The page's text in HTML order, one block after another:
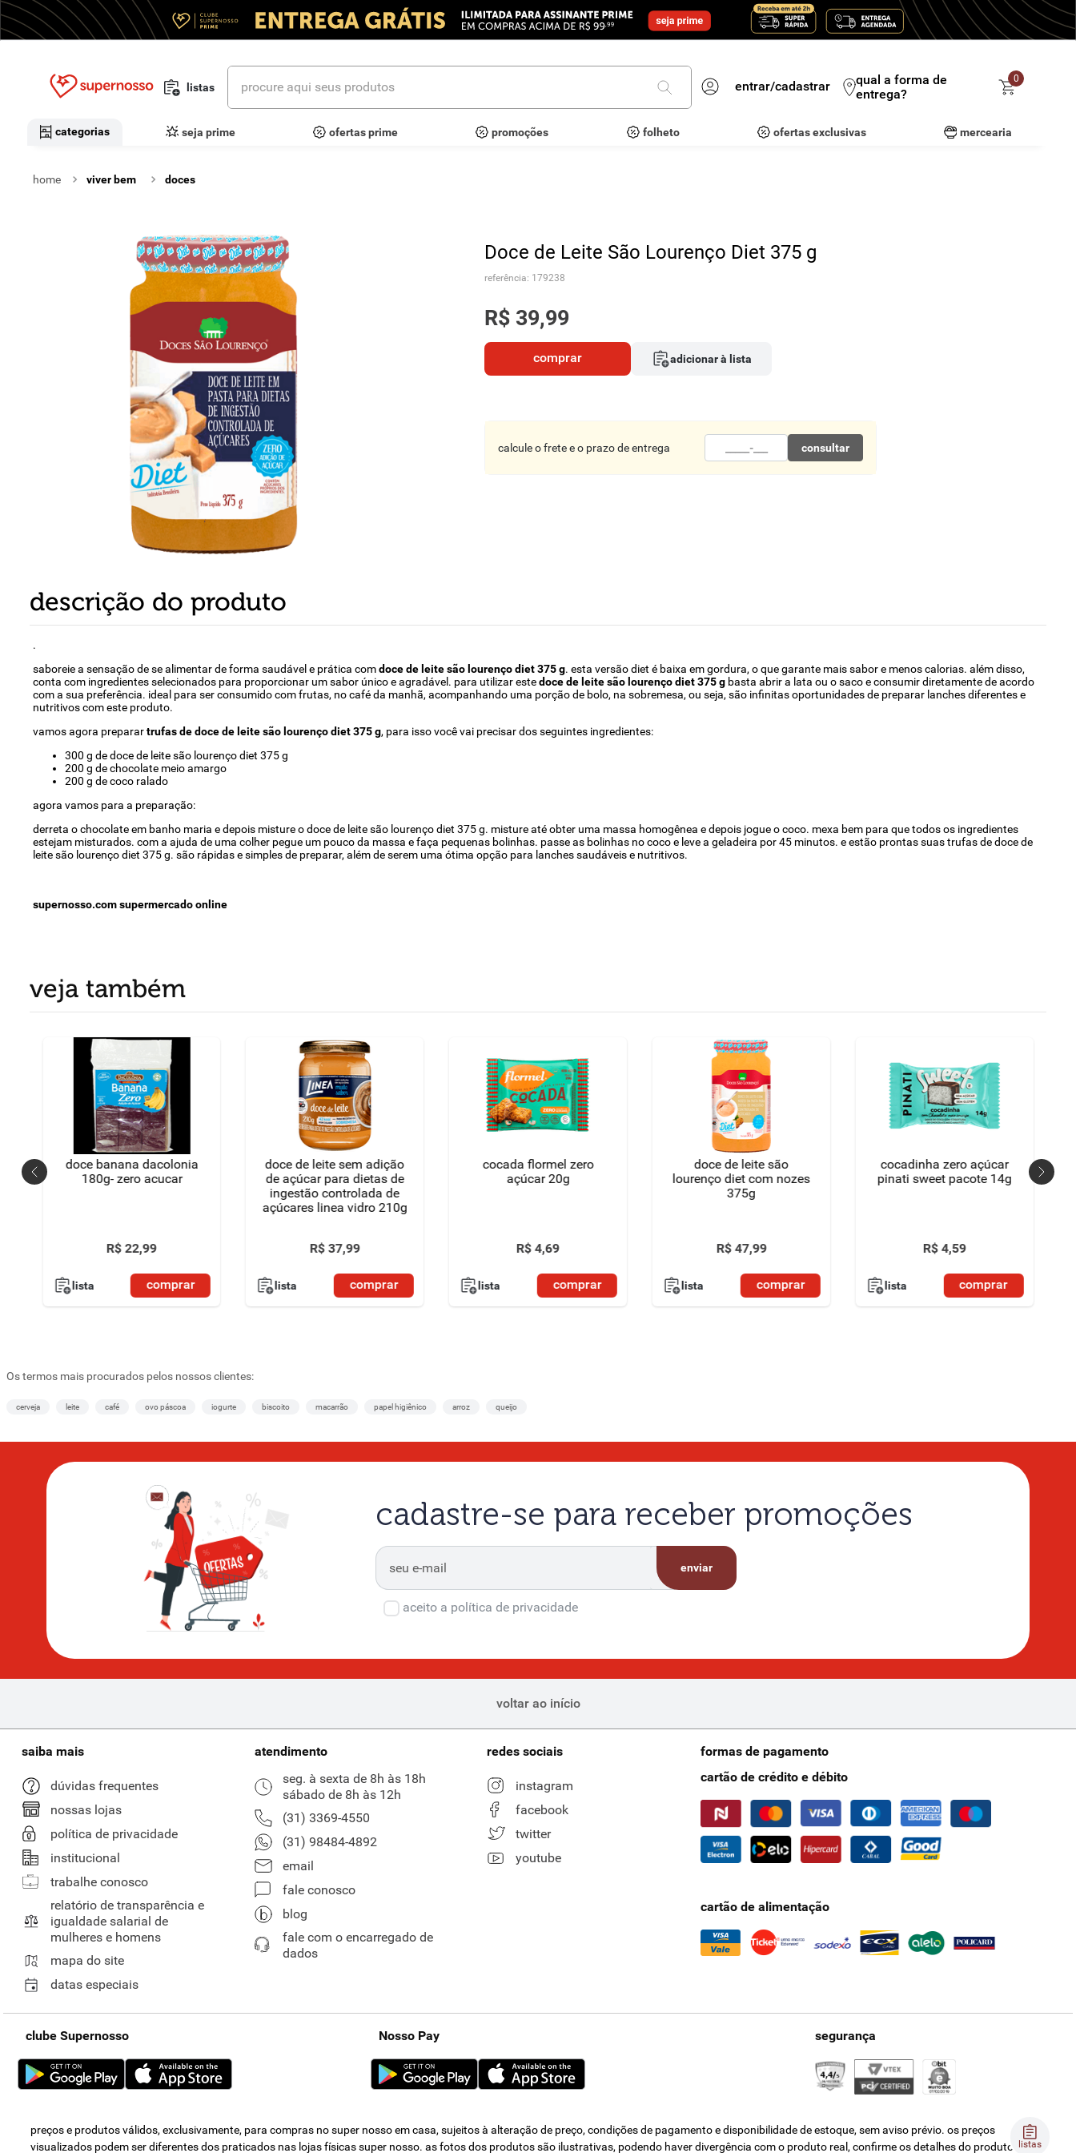
listas
procure aqui seus produtos
entrar/cadastrar
qual a forma de
entrega?
0
listas
categorias seja prime ofertas prime promoções folheto ofertas exclusivas mercearia
viver bem doces
Doce de Leite São Lourenço Diet 375 g
referência: 179238
R$ 39,99
comprar adicionar à lista
calcule o frete e o prazo de entrega consultar
descrição do produto
.
saboreie a sensação de se alimentar de forma saudável e prática comdoce de leite são lourenço diet 375 g. esta versão diet é baixa em gordura, o que garante mais sabor e menos calorias. além disso,
conta com ingredientes selecionados para proporcionar um sabor único e agradável. para utilizar estedoce de leite são lourenço diet 375 gbasta abrir a lata ou o saco e consumir diretamente de acordo
com a sua preferência. ideal para ser consumido com frutas, no café da manhã, acompanhando uma porção de bolo, na sobremesa, ou seja, são infinitas oportunidades de preparar lanches diferentes e
nutritivos com este produto.
vamos agora preparartrufas de doce de leite são lourenço diet 375 g, para isso você vai precisar dos seguintes ingredientes:
300 g de doce de leite são lourenço diet 375 g
200 g de chocolate meio amargo
200 g de coco ralado
agora vamos para a preparação:
derreta o chocolate em banho maria e depois misture o doce de leite são lourenço diet 375 g. misture até obter uma massa homogênea e depois jogue o coco. mexa bem para que todos os ingredientes
estejam misturados. com a ajuda de uma colher pegue um pouco da massa e faça pequenas bolinhas. passe as bolinhas no coco e leve a geladeira por 45 minutos. e estão prontas suas trufas de doce de
leite são lourenço diet 375 g. são rápidas e simples de preparar, além de serem uma ótima opção para lanches saudáveis e nutritivos.
supernosso.com supermercado online
veja também
doce banana dacolonia
180g- zero acucar
R$ 22,99
lista comprar
doce de leite sem adição
de açúcar para dietas de
ingestão controlada de
açúcares linea vidro 210g
R$ 37,99
lista comprar
cocada flormel zero
açúcar 20g
R$ 4,69
lista comprar
doce de leite são
lourenço diet com nozes
375g
R$ 47,99
lista comprar
cocadinha zero açúcar
pinati sweet pacote 14g
R$ 4,59
lista comprar
Os termos mais procurados pelos nossos clientes:
cerveja leite café ovo páscoa iogurte biscoito macarrão papel higiênico arroz queijo
cadastre-se para receber promoções
enviar
aceito a política de privacidade
voltar ao início
saiba mais
dúvidas frequentes
nossas lojas
política de privacidade
institucional
trabalhe conosco
relatório de transparência e
igualdade salarial de
mulheres e homens
mapa do site
datas especiais
atendimento
seg. à sexta de 8h às 18h
sábado de 8h às 12h
(31) 3369-4550
(31) 98484-4892
email
fale conosco
blog
fale com o encarregado de
dados
redes sociais
instagram
facebook
twitter
youtube
formas de pagamento
cartão de crédito e débito
cartão de alimentação
clube Supernosso Nosso Pay segurança
preços e produtos válidos, exclusivamente, para compras no super nosso em casa, sujeitos à alteração de preço, condições de pagamento e disponibilidade de estoque, sem aviso prévio. os preços
visualizados podem ser diferentes dos praticados nas lojas físicas super nosso. as fotos dos produtos são ilustrativas, podendo haver divergência com o produto real, confirme os detalhes do produto na
termos mais buscados
4º iogurte
5 º queijo
6
biscoito
8º detergente
9º macarrão
10º chocolate